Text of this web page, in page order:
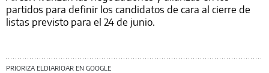
partidos para definir los candidatos de cara al cierre de
listas previsto para el 24 de junio.
PRIORIZA ELDIARIOAR EN GOOGLE